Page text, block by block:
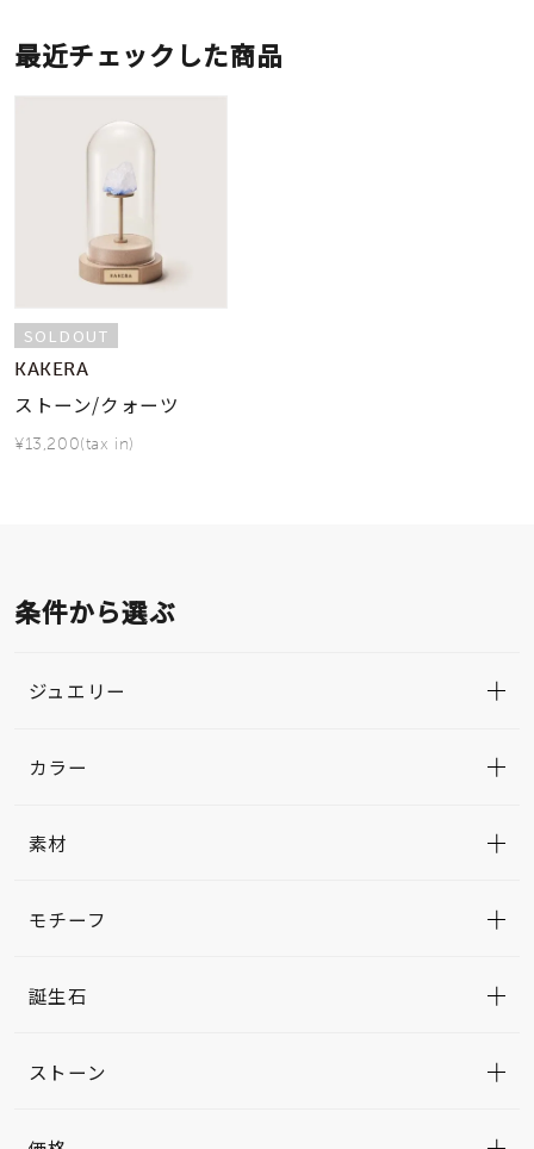
最近チェックした商品
SOLDOUT
KAKERA
ストーン/クォーツ
¥13,200(tax in)
条件から選ぶ
ジュエリー
カラー
素材
モチーフ
誕生石
ストーン